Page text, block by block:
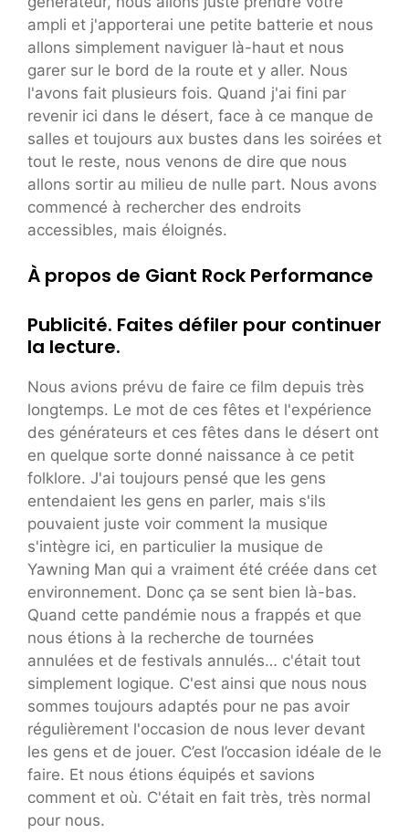
ampli et j'apporterai une petite batterie et nous
allons simplement naviguer là-haut et nous
garer sur le bord de la route et y aller. Nous
l'avons fait plusieurs fois. Quand j'ai fini par
revenir ici dans le désert, face à ce manque de
salles et toujours aux bustes dans les soirées et
tout le reste, nous venons de dire que nous
allons sortir au milieu de nulle part. Nous avons
commencé à rechercher des endroits
accessibles, mais éloignés.
À propos de Giant Rock Performance
Publicité. Faites défiler pour continuer
la lecture.
Nous avions prévu de faire ce film depuis très
longtemps. Le mot de ces fêtes et l'expérience
des générateurs et ces fêtes dans le désert ont
en quelque sorte donné naissance à ce petit
folklore. J'ai toujours pensé que les gens
entendaient les gens en parler, mais s'ils
pouvaient juste voir comment la musique
s'intègre ici, en particulier la musique de
Yawning Man qui a vraiment été créée dans cet
environnement. Donc ça se sent bien là-bas.
Quand cette pandémie nous a frappés et que
nous étions à la recherche de tournées
annulées et de festivals annulés… c'était tout
simplement logique. C'est ainsi que nous nous
sommes toujours adaptés pour ne pas avoir
régulièrement l'occasion de nous lever devant
les gens et de jouer. C’est l’occasion idéale de le
faire. Et nous étions équipés et savions
comment et où. C'était en fait très, très normal
pour nous.